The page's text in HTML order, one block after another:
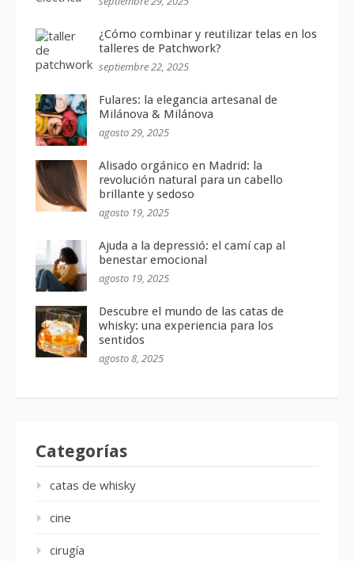
¿Cómo combinar y reutilizar telas en los
talleres de Patchwork?
septiembre 22, 2025
Fulares: la elegancia artesanal de
Milánova & Milánova
agosto 29, 2025
Alisado orgánico en Madrid: la
revolución natural para un cabello
brillante y sedoso
agosto 19, 2025
Ajuda a la depressió: el camí cap al
benestar emocional
agosto 19, 2025
Descubre el mundo de las catas de
whisky: una experiencia para los
sentidos
agosto 8, 2025
Categorías
catas de whisky
cine
cirugía